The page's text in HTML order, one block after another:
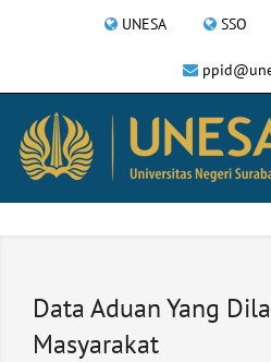
UNESA SSO
Data Aduan Yang
Masyarakat